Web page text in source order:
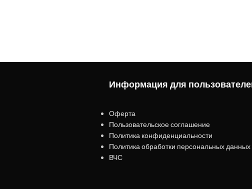
Информация для
Оферта
Пользовательское соглашение
Политика конфиденциальности
Политика обработки персональных данных
ВЧС